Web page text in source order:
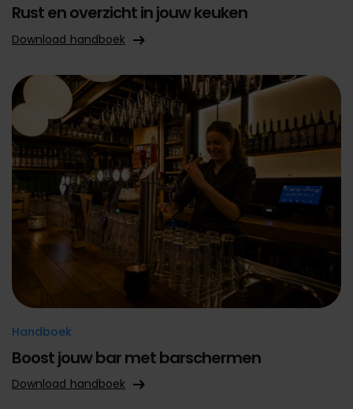
Rust en overzicht in jouw keuken
Download handboek
Handboek
Boost jouw bar met barschermen
Download handboek